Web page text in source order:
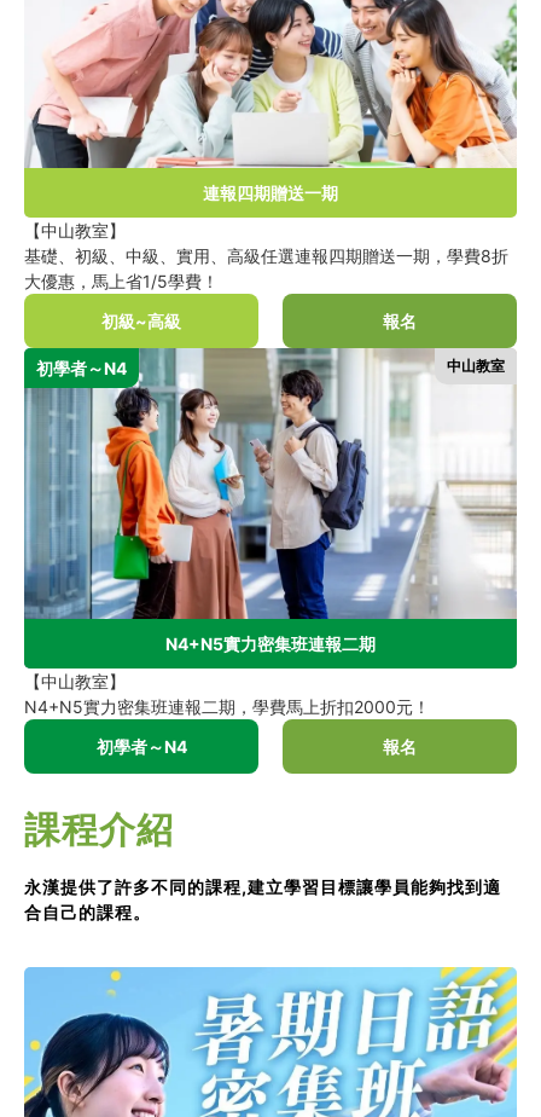
連報四期贈送一期
【中山教室】
基礎、初級、中級、實用、高級任選連報四期贈送一期，學費8折
大優惠，馬上省1/5學費！
初級~高級
報名
初學者～N4 中山教室
N4+N5實力密集班連報二期
【中山教室】
N4+N5實力密集班連報二期，學費馬上折扣2000元！
初學者～N4
報名
課程介紹
永漢提供了許多不同的課程,建立學習目標讓學員能夠找到適
合自己的課程。